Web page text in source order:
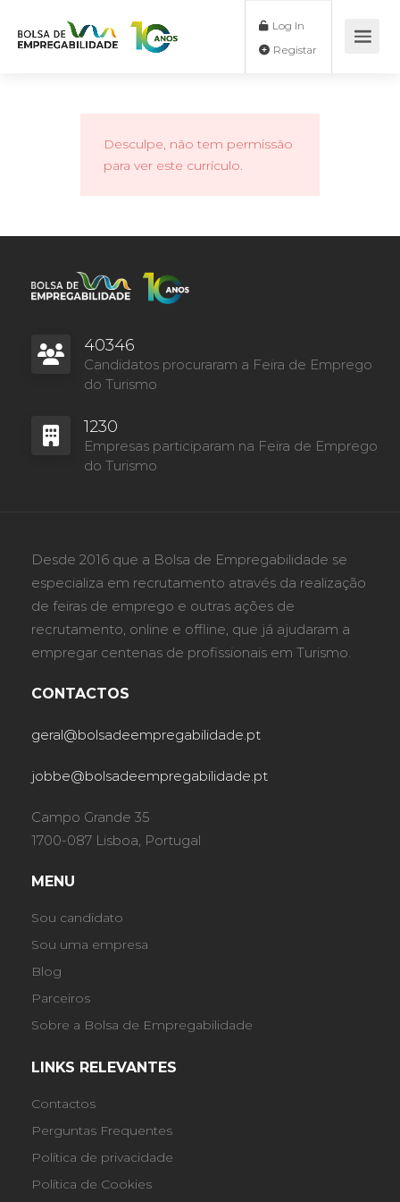
Log In
Desculpe, não tem permissão
para ver este currículo.
40346
Candidatos procuraram a Feira de Emprego
do Turismo
1230
Empresas participaram na Feira de Emprego
do Turismo
Desde 2016 que a Bolsa de Empregabilidade se
especializa em recrutamento através da realização
de feiras de emprego e outras ações de
recrutamento, online e offline, que já ajudaram a
empregar centenas de profissionais em Turismo.
CONTACTOS
geral@bolsadeempregabilidade.pt
jobbe@bolsadeempregabilidade.pt
Campo Grande 35
1700-087 Lisboa, Portugal
MENU
Sou candidato
Sou uma empresa
Blog
Parceiros
Sobre a Bolsa de Empregabilidade
LINKS RELEVANTES
Contactos
Perguntas Frequentes
Política de privacidade
Política de Cookies